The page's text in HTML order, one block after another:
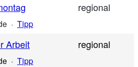
regional
· Tipp
Arbeit regional
· Tipp